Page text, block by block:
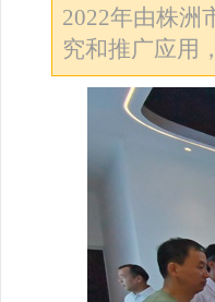
2022年由株洲
究和推广应用